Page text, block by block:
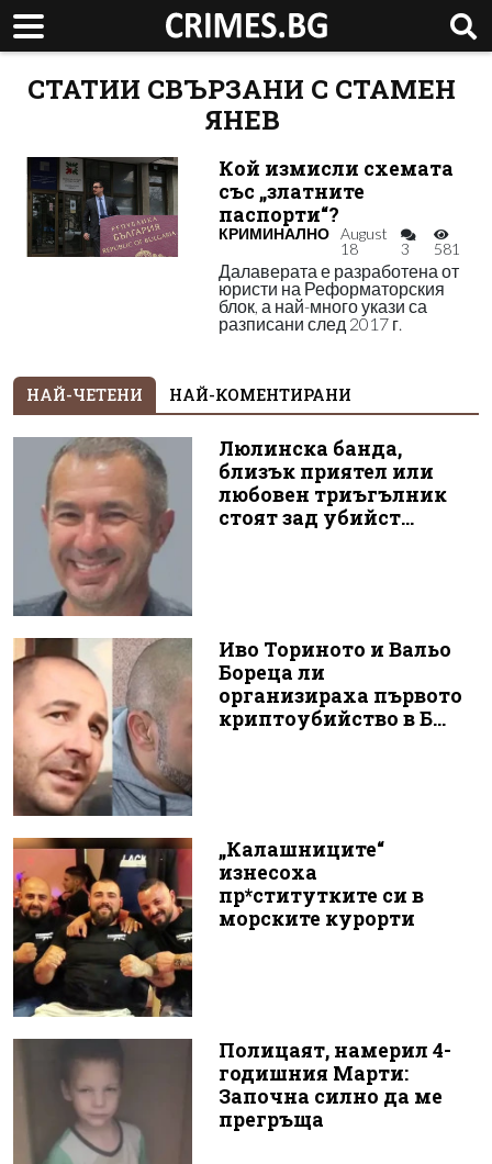
СТАТИИ СВЪРЗАНИ С СТАМЕН
ЯНЕВ
Кой измисли схемата
със „златните
паспорти“?
КРИМИНАЛНО
August
18
3 581
Далаверата е разработена от
юристи на Реформаторския
блок, а най-много укази са
разписани след 2017 г.
НАЙ-ЧЕТЕНИ НАЙ-КОМЕНТИРАНИ
Люлинска банда,
близък приятел или
любовен триъгълник
стоят зад убийст...
Иво Ториното и Вальо
Бореца ли
организираха първото
криптоубийство в Б...
„Калашниците“
изнесоха
пр*ститутките си в
морските курорти
Полицаят, намерил 4-
годишния Марти:
Започна силно да ме
прегръща